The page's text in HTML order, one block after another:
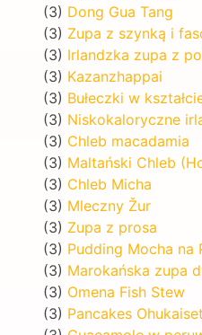
(3) Dong Gua Tang
(3) Zupa z szynką i
(3) Irlandzka zupa z
(3) Kazanzhappai
(3) Bułeczki w
(3) Niskokaloryczne
(3) Chleb macadamia
(3) Maltański Chleb
(3) Chleb Micha
(3) Mleczny Žur
(3) Zupa z prosa
(3) Pudding Mocha na
(3) Marokańska zupa
(3) Omena Fish Stew
(3) Pancakes Ohukaiset